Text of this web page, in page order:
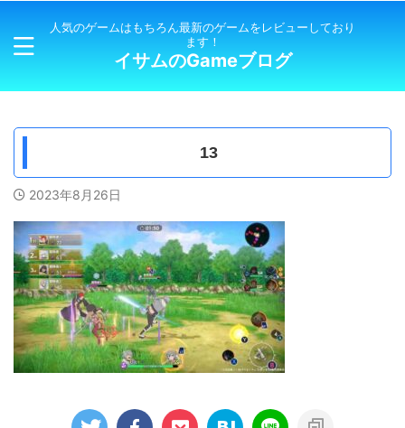
人気のゲームはもちろん最新のゲームをレビューしており
ます！
イサムのGameブログ
13
2023年8月26日